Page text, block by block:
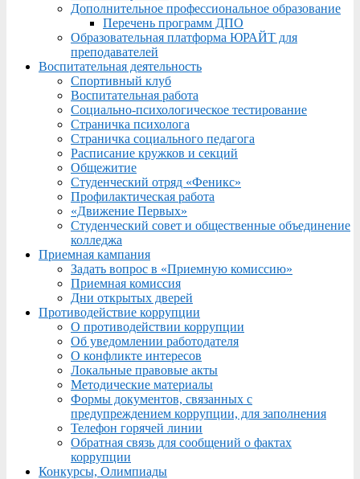
Дополнительное профессиональное образование
Перечень программ ДПО
Образовательная платформа ЮРАЙТ для
преподавателей
Воспитательная деятельность
Спортивный клуб
Воспитательная работа
Социально-психологическое тестирование
Страничка психолога
Страничка социального педагога
Расписание кружков и секций
Общежитие
Студенческий отряд «Феникс»
Профилактическая работа
«Движение Первых»
Студенческий совет и общественные объединение
колледжа
Приемная кампания
Задать вопрос в «Приемную комиссию»
Приемная комиссия
Дни открытых дверей
Противодействие коррупции
О противодействии коррупции
Об уведомлении работодателя
О конфликте интересов
Локальные правовые акты
Методические материалы
Формы документов, связанных с
предупреждением коррупции, для заполнения
Телефон горячей линии
Обратная связь для сообщений о фактах
коррупции
Конкурсы, Олимпиады